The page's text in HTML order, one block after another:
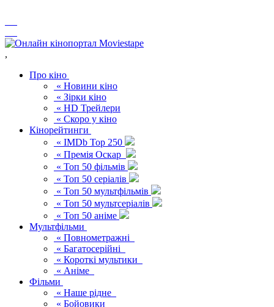
,
Про кіно
« Новини кіно
« Зірки кіно
« HD Трейлери
« Скоро у кіно
Кінорейтинги
« IMDb Top 250
« Премія Оскар
« Топ 50 фільмів
« Топ 50 серіалів
« Топ 50 мультфільмів
« Топ 50 мультсеріалів
« Топ 50 аніме
Мультфільми
« Повнометражні
« Багатосерійні
« Короткі мультики
« Аніме
Фільми
« Наше рідне
« Бойовики